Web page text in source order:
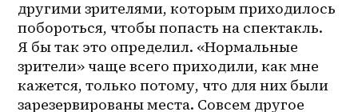
другими зрителями, которым приходилось
побороться, чтобы попасть на спектакль.
Я бы так это определил. «Нормальные
зрители» чаще всего приходили, как мне
кажется, только потому, что для них были
зарезервированы места. Совсем другое